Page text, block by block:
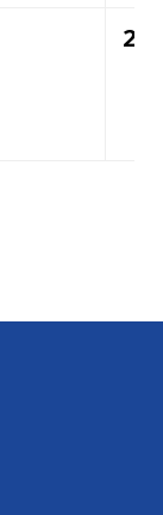
28